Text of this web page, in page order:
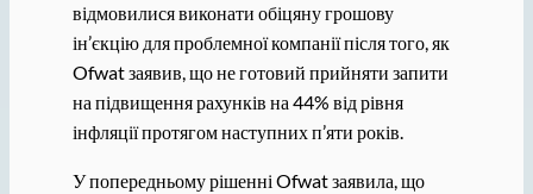
відмовилися виконати обіцяну грошову
ін’єкцію для проблемної компанії після того, як
Ofwat заявив, що не готовий прийняти запити
на підвищення рахунків на 44% від рівня
інфляції протягом наступних п’яти років.
У попередньому рішенні Ofwat заявила, що